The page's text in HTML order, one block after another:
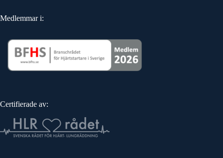
Medlemmar i:
Certifierade av: